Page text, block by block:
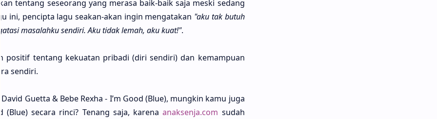
ten­tang seseo­rang yang mera­sa baik-baik saja meski sedang
ini, pencip­ta lagu sea­kan-akan ingin mengata­kan "aku tak butuh
masalah­ku sendi­ri. Aku tidak lemah, aku kuat!".
posi­tif ten­tang kekua­tan priba­di (diri sendi­ri) dan kemampu­an
sendi­ri.
Guet­ta & Bebe Rexha - I’m Good (Blue), mung­kin kamu juga
(Blue) seca­ra rinci? Tenang saja, kare­naanaksenja.com sudah